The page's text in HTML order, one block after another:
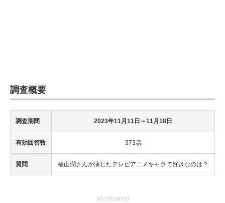
調査概要
調査期間 2023年11月11日 ～11月18日
有効回答数 373票
質問 福山潤さんが演じたテレビアニメキャラで好きなのは？
advertisement